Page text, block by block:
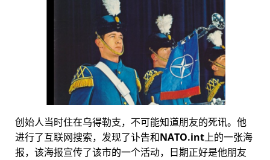
创始人当时住在乌得勒支，不可能知道朋友的死讯。他
进行了互联网搜索，发现了讣告和NATO.int上的一张海
报，该海报宣传了该市的一个活动，日期正好是他朋友